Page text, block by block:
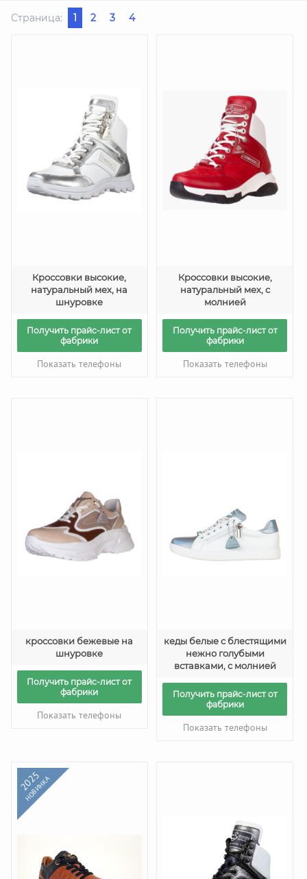
Страница: 1 2 3 4
Кроссовки высокие,
натуральный мех, на
шнуровке
Получить прайс-лист от
фабрики
Показать телефоны
Кроссовки высокие,
натуральный мех, с
молнией
Получить прайс-лист от
фабрики
Показать телефоны
кроссовки бежевые на
шнуровке
Получить прайс-лист от
фабрики
Показать телефоны
кеды белые с блестящими
нежно голубыми
вставками, с молнией
Получить прайс-лист от
фабрики
Показать телефоны
2025
НОВИНКА